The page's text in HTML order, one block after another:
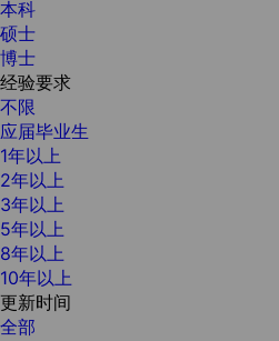
本科
硕士
博士
经验要求
不限
应届毕业生
1年以上
2年以上
3年以上
5年以上
8年以上
10年以上
更新时间
全部